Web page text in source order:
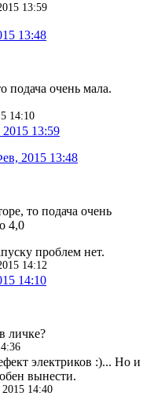
13:59
13:48
подача очень мала.
14:10
13:59
2015 13:48
то подача очень
4,0
проблем нет.
14:12
14:10
личке?
электриков :)... Но и
вынести.
14:40